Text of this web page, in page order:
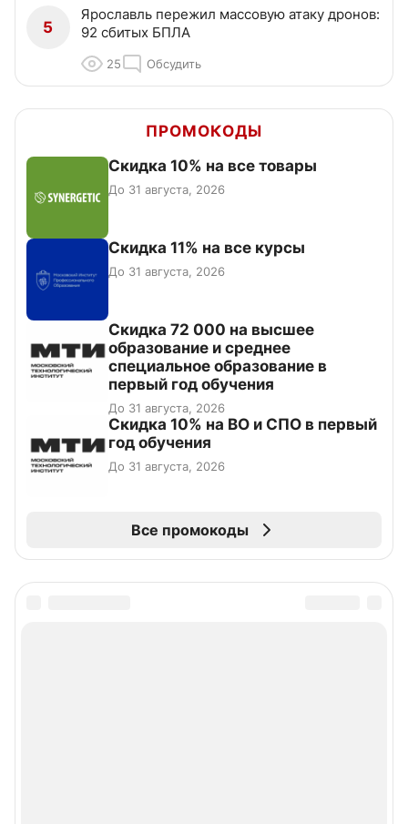
5
Ярославль пережил массовую атаку дронов:
92 сбитых БПЛА
25 Обсудить
ПРОМОКОДЫ
Скидка 10% на все товары
До 31 августа, 2026
Скидка 11% на все курсы
До 31 августа, 2026
Скидка 72 000 на высшее
образование и среднее
специальное образование в
первый год обучения
До 31 августа, 2026
Скидка 10% на ВО и СПО в первый
год обучения
До 31 августа, 2026
Все промокоды